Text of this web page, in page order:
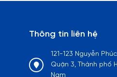
Thông tin liên hệ
121-123 Nguyễn
Quận 3, Thành phố
Nam